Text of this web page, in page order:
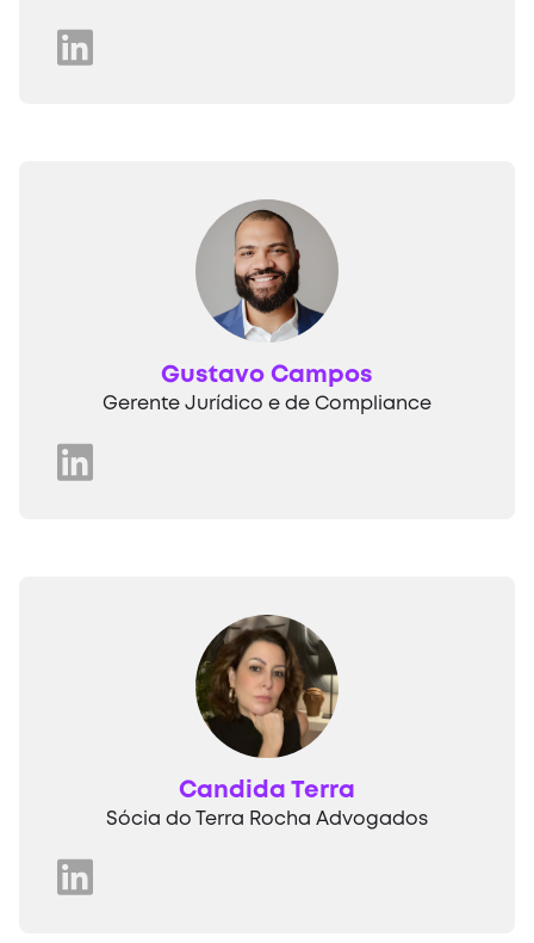
Gustavo Campos
Gerente Jurídico e de Compliance
Candida Terra
Sócia do Terra Rocha Advogados